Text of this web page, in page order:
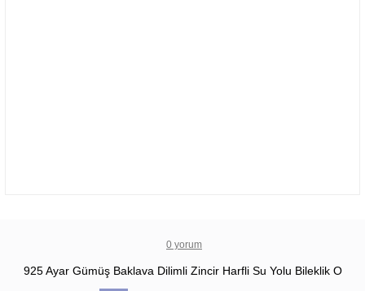
0 yorum
925 Ayar Gümüş Baklava Dilimli Zincir Harfli Su Yolu Bileklik O